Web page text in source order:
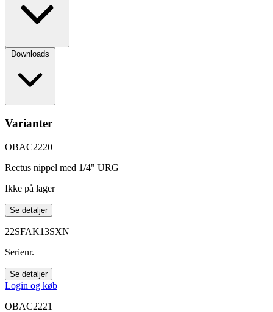
Downloads
Varianter
OBAC2220
Rectus nippel med 1/4" URG
Ikke på lager
Se detaljer
22SFAK13SXN
Serienr.
Se detaljer
Login og køb
OBAC2221